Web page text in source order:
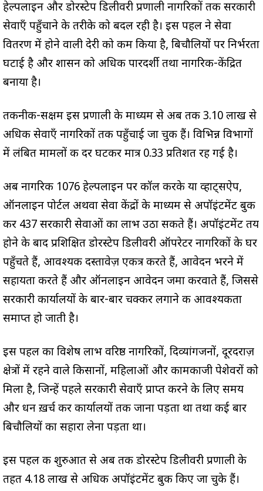
हेल्पलाइन और डोरस्टेप डिलीवरी प्रणाली नागरिकों तक सरकारी
सेवाएँ पहुँचाने के तरीके को बदल रही है। इस पहल ने सेवा
वितरण में होने वाली देरी को कम किया है, बिचौलियों पर निर्भरता
घटाई है और शासन को अधिक पारदर्शी तथा नागरिक-केंद्रित
बनाया है।
तकनीक-सक्षम इस प्रणाली के माध्यम से अब तक 3.10 लाख से
अधिक सेवाएँ नागरिकों तक पहुँचाई जा चुकी हैं। विभिन्न विभागों
में लंबित मामलों की दर घटकर मात्र 0.33 प्रतिशत रह गई है।
अब नागरिक 1076 हेल्पलाइन पर कॉल करके या व्हाट्सऐप,
ऑनलाइन पोर्टल अथवा सेवा केंद्रों के माध्यम से अपॉइंटमेंट बुक
कर 437 सरकारी सेवाओं का लाभ उठा सकते हैं। अपॉइंटमेंट तय
होने के बाद प्रशिक्षित डोरस्टेप डिलीवरी ऑपरेटर नागरिकों के घर
पहुँचते हैं, आवश्यक दस्तावेज़ एकत्र करते हैं, आवेदन भरने में
सहायता करते हैं और ऑनलाइन आवेदन जमा करवाते हैं, जिससे
सरकारी कार्यालयों के बार-बार चक्कर लगाने की आवश्यकता
समाप्त हो जाती है।
इस पहल का विशेष लाभ वरिष्ठ नागरिकों, दिव्यांगजनों, दूरदराज़
क्षेत्रों में रहने वाले किसानों, महिलाओं और कामकाजी पेशेवरों को
मिला है, जिन्हें पहले सरकारी सेवाएँ प्राप्त करने के लिए समय
और धन ख़र्च कर कार्यालयों तक जाना पड़ता था तथा कई बार
बिचौलियों का सहारा लेना पड़ता था।
इस पहल की शुरुआत से अब तक डोरस्टेप डिलीवरी प्रणाली के
तहत 4.18 लाख से अधिक अपॉइंटमेंट बुक किए जा चुके हैं।